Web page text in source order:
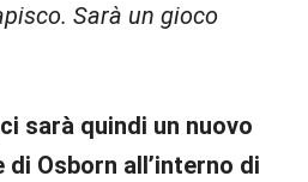
Sarà un gioco
ci sarà quindi un nuovo
di Osborn all’interno di